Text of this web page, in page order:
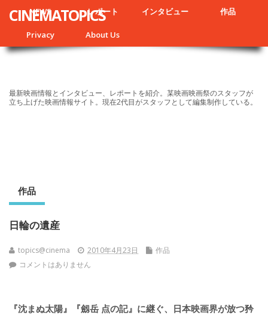
NEWS レポート インタビュー 作品
Privacy About Us
CINEMATOPICS
最新映画情報とインタビュー、レポートを紹介。某映画映画祭のスタッフが
立ち上げた映画情報サイト。現在2代目がスタッフとして編集制作している。
作品
日輪の遺産
topics@cinema 2010年4月23日
作品
コメントはありません
『沈まぬ太陽』『劔岳 点の記』に継ぐ、日本映画界が放つ矜